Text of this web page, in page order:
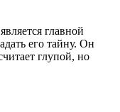
главной
его тайну. Он
глупой, но